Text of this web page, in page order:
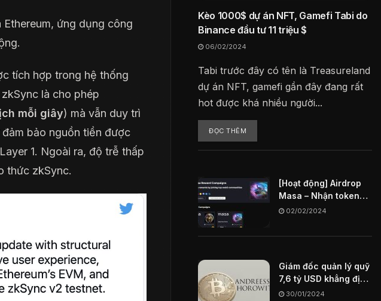
Ethereum, ứng dụng công
tích hợp trong hệ thống
là cho phép
mỗi giây) mà vẫn duy trì
bảo nguồn tiền được
1. Ngoài ra, độ trễ thấp
thức zkSync.
Kèo 1000$ dự án NFT, Gamefi Tabi do
Binance đầu tư 11 triệu $
06/02/2024
Tabi trước đây có tên là Treasureland
dự án NFT, gamefi gần đây đang rất
hot được khá nhiều người...
ĐỌC THÊM
[Hoạt động] Airdrop
Masa – Nhận token
MASA miễn phí
02/02/2024
Giám đốc quản lý quỹ
7,6 tỷ USD khẳng định
Blockchain sẽ là chìa
30/01/2024